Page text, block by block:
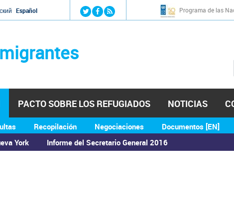
Jump to navigation
Español Programa de las
York Informe del Secretario General 2016
Recopilación Negociaciones Documentos [EN]
PACTO SOBRE LOS REFUGIADOS NOTICIAS